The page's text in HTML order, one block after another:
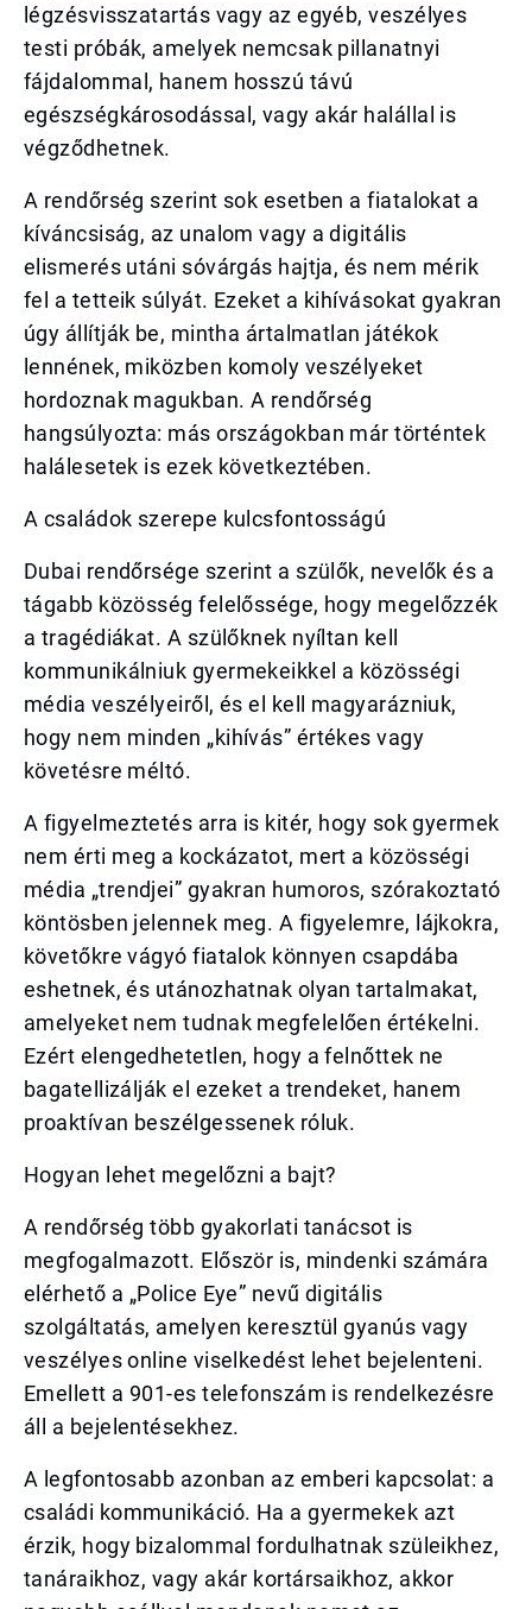
légzésvisszatartás vagy az egyéb, veszélyes
testi próbák, amelyek nemcsak pillanatnyi
fájdalommal, hanem hosszú távú
egészségkárosodással, vagy akár halállal is
végződhetnek.
A rendőrség szerint sok esetben a fiatalokat a
kíváncsiság, az unalom vagy a digitális
elismerés utáni sóvárgás hajtja, és nem mérik
fel a tetteik súlyát. Ezeket a kihívásokat gyakran
úgy állítják be, mintha ártalmatlan játékok
lennének, miközben komoly veszélyeket
hordoznak magukban. A rendőrség
hangsúlyozta: más országokban már történtek
halálesetek is ezek következtében.
A családok szerepe kulcsfontosságú
Dubai rendőrsége szerint a szülők, nevelők és a
tágabb közösség felelőssége, hogy megelőzzék
a tragédiákat. A szülőknek nyíltan kell
kommunikálniuk gyermekeikkel a közösségi
média veszélyeiről, és el kell magyarázniuk,
hogy nem minden „kihívás” értékes vagy
követésre méltó.
A figyelmeztetés arra is kitér, hogy sok gyermek
nem érti meg a kockázatot, mert a közösségi
média „trendjei” gyakran humoros, szórakoztató
köntösben jelennek meg. A figyelemre, lájkokra,
követőkre vágyó fiatalok könnyen csapdába
eshetnek, és utánozhatnak olyan tartalmakat,
amelyeket nem tudnak megfelelően értékelni.
Ezért elengedhetetlen, hogy a felnőttek ne
bagatellizálják el ezeket a trendeket, hanem
proaktívan beszélgessenek róluk.
Hogyan lehet megelőzni a bajt?
A rendőrség több gyakorlati tanácsot is
megfogalmazott. Először is, mindenki számára
elérhető a „Police Eye” nevű digitális
szolgáltatás, amelyen keresztül gyanús vagy
veszélyes online viselkedést lehet bejelenteni.
Emellett a 901-es telefonszám is rendelkezésre
áll a bejelentésekhez.
A legfontosabb azonban az emberi kapcsolat: a
családi kommunikáció. Ha a gyermekek azt
érzik, hogy bizalommal fordulhatnak szüleikhez,
tanáraikhoz, vagy akár kortársaikhoz, akkor